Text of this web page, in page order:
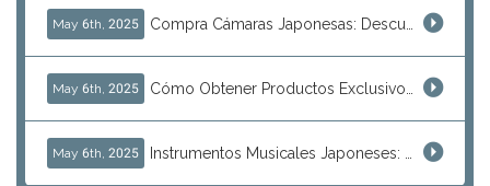
May 6th, 2025 Compra Cámaras Japonesas: Descubre Modelos de Canon, Nikon y Sony desde Japón
May 6th, 2025 Cómo Obtener Productos Exclusivos de Anime y Cultura Otaku en Japón
May 6th, 2025 Instrumentos Musicales Japoneses: Descubre el Tesoro Oculto para la Reventa